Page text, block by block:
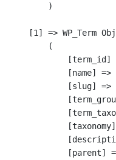
        )
[1] => WP_Term
        (
[term_id]
[name] =>
[slug] =>
[parent]